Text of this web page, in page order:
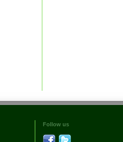
Follow us